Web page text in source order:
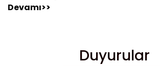
Devamı>>
Duyurular